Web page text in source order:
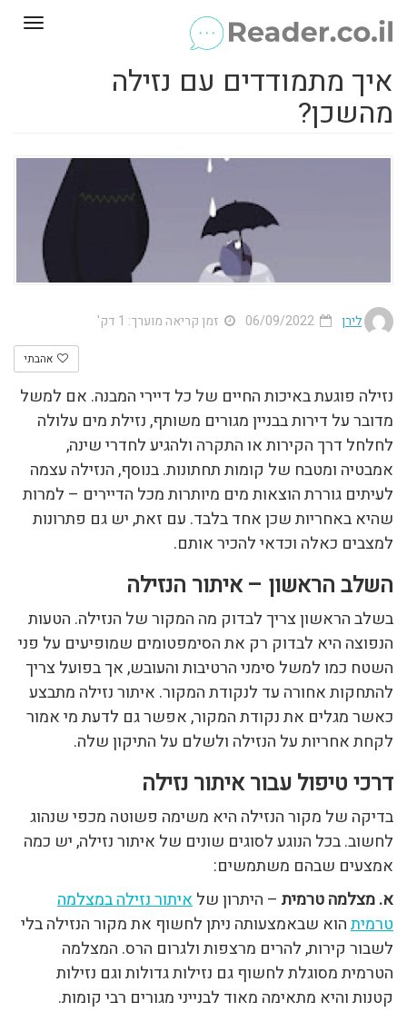
איך מתמודדים עם נזילה
מהשכן?
לירן זמן קריאה מוערך: 1 דק'
אהבתי
נזילה פוגעת באיכות החיים של כל דיירי המבנה. אם למשל
מדובר על דירות בבניין מגורים משותף, נזילת מים עלולה
לחלחל דרך הקירות או התקרה ולהגיע לחדרי שינה,
אמבטיה ומטבח של קומות תחתונות. בנוסף, הנזילה עצמה
לעיתים גוררת הוצאות מים מיותרות מכל הדיירים – למרות
שהיא באחריות שכן אחד בלבד. עם זאת, יש גם פתרונות
למצבים כאלה וכדאי להכיר אותם.
השלב הראשון – איתור הנזילה
בשלב הראשון צריך לבדוק מה המקור של הנזילה. הטעות
הנפוצה היא לבדוק רק את הסימפטומים שמופיעים על פני
השטח כמו למשל סימני הרטיבות והעובש, אך בפועל צריך
להתחקות אחורה עד לנקודת המקור. איתור נזילה מתבצע
כאשר מגלים את נקודת המקור, אפשר גם לדעת מי אמור
לקחת אחריות על הנזילה ולשלם על התיקון שלה.
דרכי טיפול עבור איתור נזילה
בדיקה של מקור הנזילה היא משימה פשוטה מכפי שנהוג
לחשוב. בכל הנוגע לסוגים שונים של איתור נזילה, יש כמה
אמצעים שבהם משתמשים:
א. מצלמה טרמית – היתרון שלאיתור נזילה במצלמה
טרמיתהוא שבאמצעותה ניתן לחשוף את מקור הנזילה בלי
לשבור קירות, להרים מרצפות ולגרום הרס. המצלמה
הטרמית מסוגלת לחשוף גם נזילות גדולות וגם נזילות
קטנות והיא מתאימה מאוד לבנייני מגורים רבי קומות.